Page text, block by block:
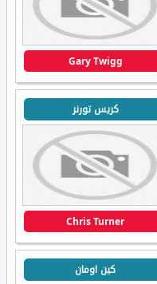
Gary Twigg
كريس تورنر
Chris Turner
كين اومان